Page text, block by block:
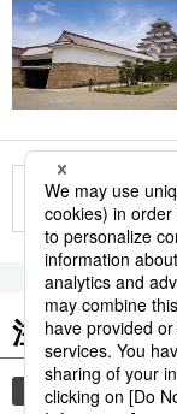
注目のキー
共同通信ニュース